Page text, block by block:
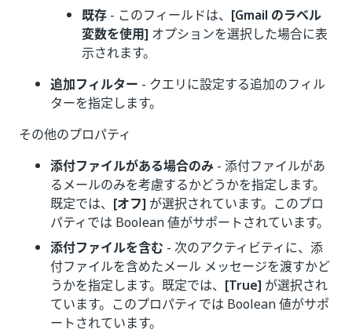
既存 - このフィールドは、 [Gmail のラベル
変数を使用] オプションを選択した場合に表
示されます。
追加フィルター - クエリに設定する追加のフィル
ターを指定します。
その他のプロパティ
添付ファイルがある場合のみ - 添付ファイルがあ
るメールのみを考慮するかどうかを指定します。
既定では、 [オフ] が選択されています。このプロ
パティでは Boolean 値がサポートされています。
添付ファイルを含む - 次のアクティビティに、添
付ファイルを含めたメール メッセージを渡すかど
うかを指定します。既定では、 [True] が選択され
ています。このプロパティでは Boolean 値がサポ
ートされています。